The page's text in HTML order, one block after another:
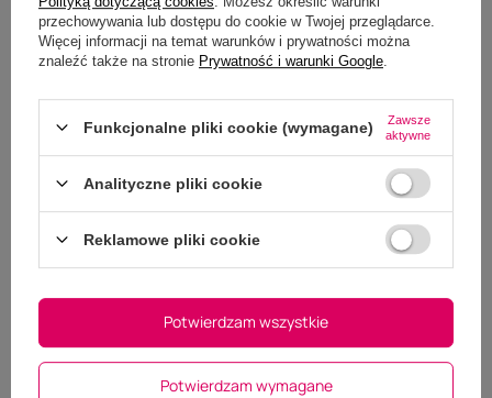
Dodaj własne zdjęcie produktu:
Nie wybrano pliku
Wyślij opinię
przechowywania lub dostępu do cookie w Twojej przeglądarce.
Więcej informacji na temat warunków i prywatności można
znaleźć także na stronie Prywatność i warunki Google
Funkcjonalne pliki cookie (wymagane)
Zawsze
aktywne
Analityczne pliki cookie
Reklamowe pliki cookie
Potwierdzam wymagane
Potwierdzam wszystkie